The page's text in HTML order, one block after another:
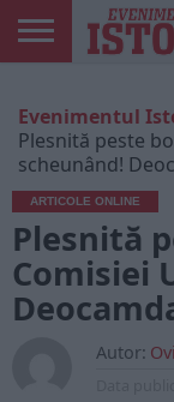
ONLINE
EDIȚII
TIPĂRITE
ISTORIC
PLAY
CONTUL
MEU
Evenimentul
Plesnită peste
scheunând!
ARTICOLE ONLINE
Plesnită
Comisiei
Autor: